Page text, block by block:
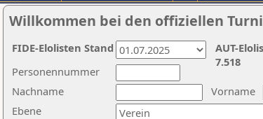
Willkommen bei den offiziellen
Nachname
Vorname
Ebene
Personennummer
AUT-
7.518
FIDE-Elolisten Stand